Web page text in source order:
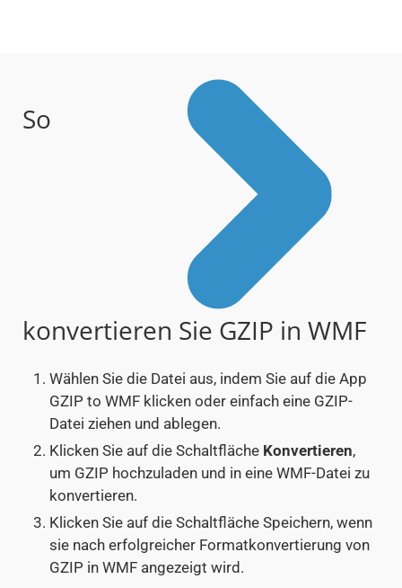
So
konvertieren Sie GZIP in WMF
Wählen Sie die Datei aus, indem Sie auf die App
GZIP to WMF klicken oder einfach eine GZIP-
Datei ziehen und ablegen.
Klicken Sie auf die Schaltfläche Konvertieren,
um GZIP hochzuladen und in eine WMF-Datei zu
konvertieren.
Klicken Sie auf die Schaltfläche Speichern, wenn
sie nach erfolgreicher Formatkonvertierung von
GZIP in WMF angezeigt wird.